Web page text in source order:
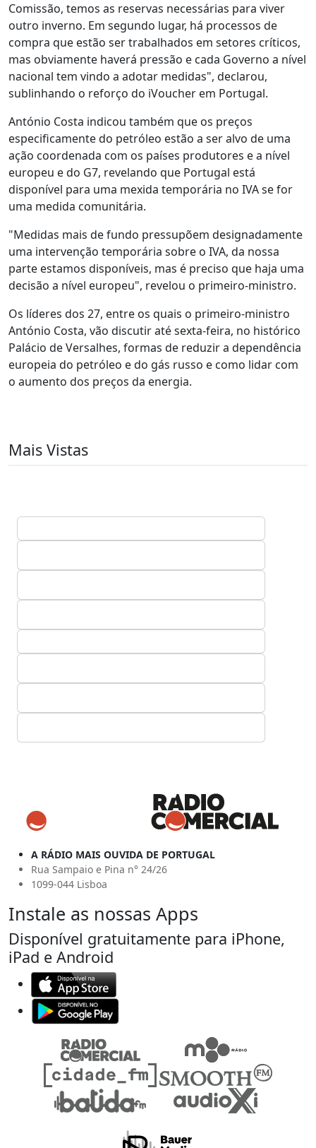
Comissão, temos as reservas necessárias para viver
outro inverno. Em segundo lugar, há processos de
compra que estão ser trabalhados em setores críticos,
mas obviamente haverá pressão e cada Governo a nível
nacional tem vindo a adotar medidas", declarou,
sublinhando o reforço do iVoucher em Portugal.
António Costa indicou também que os preços
especificamente do petróleo estão a ser alvo de uma
ação coordenada com os países produtores e a nível
europeu e do G7, revelando que Portugal está
disponível para uma mexida temporária no IVA se for
uma medida comunitária.
"Medidas mais de fundo pressupõem designadamente
uma intervenção temporária sobre o IVA, da nossa
parte estamos disponíveis, mas é preciso que haja uma
decisão a nível europeu", revelou o primeiro-ministro.
Os líderes dos 27, entre os quais o primeiro-ministro
António Costa, vão discutir até sexta-feira, no histórico
Palácio de Versalhes, formas de reduzir a dependência
europeia do petróleo e do gás russo e como lidar com
o aumento dos preços da energia.
Mais Vistas
A RÁDIO MAIS OUVIDA DE PORTUGAL
Rua Sampaio e Pina n° 24/26
1099-044 Lisboa
Instale as nossas Apps
Disponível gratuitamente para iPhone,
iPad e Android